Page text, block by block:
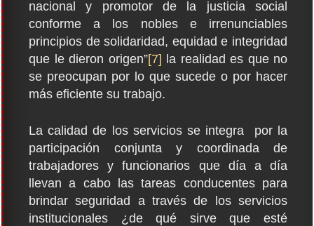
nacional y promotor de la justicia social
conforme a los nobles e irrenunciables
principios de solidaridad, equidad e integridad
que le dieron origen”[7] la realidad es que no
se preocupan por lo que sucede o por hacer
más eficiente su trabajo.
La calidad de los servicios se integra por la
participación conjunta y coordinada de
trabajadores y funcionarios que día a día
llevan a cabo las tareas conducentes para
brindar seguridad a través de los servicios
institucionales ¿de qué sirve que esté